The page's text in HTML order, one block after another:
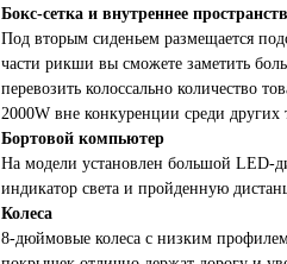
Бокс-сетка и внутреннее
Под вторым сиденьем размещается
части рикши вы сможете заметить
перевозить колоссально количество
2000W вне конкуренции среди других
Бортовой компьютер
На модели установлен большой LED-
индикатор света и пройденную
Колеса
8-дюймовые колеса с низким